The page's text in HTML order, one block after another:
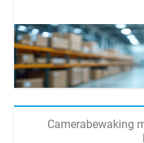
Camerabewaking